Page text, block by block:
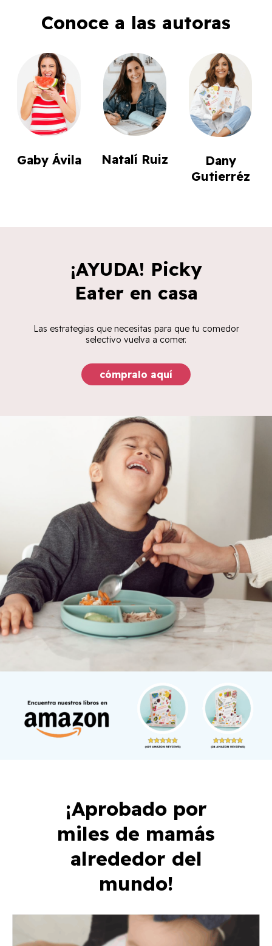
Conoce a las autoras
Gaby Ávila Natalí Ruiz
Dany
Gutierréz
¡AYUDA! Picky
Eater en casa
Las estrategias que necesitas para que tu comedor
selectivo vuelva a comer.
cómpralo aquí
¡Aprobado por
miles de mamás
alrededor del
mundo!